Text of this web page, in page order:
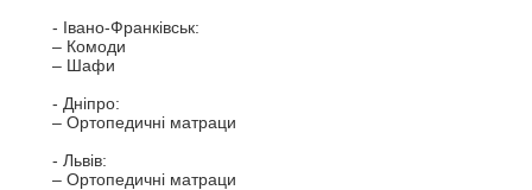
- Івано-Франківськ:
– Комоди
– Шафи
- Дніпро:
– Ортопедичні матраци
- Львів:
– Ортопедичні матраци